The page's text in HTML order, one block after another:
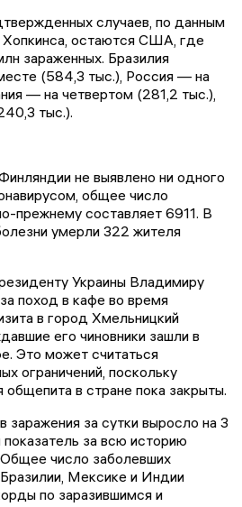
случаев, по данным
остаются США, где
зараженных. Бразилия
(584,3 тыс.), Россия — на
— на четвертом (281,2 тыс.),
тыс.).
не выявлено ни одного
общее число
прежнему составляет 6911. В
умерли 322 жителя
Украины Владимиру
поход в кафе во время
в город Хмельницкий
его чиновники зашли в
Это может считаться
ограничений, поскольку
в стране пока закрыты.
заражения за сутки выросло на 3
за всю историю
число заболевших
Мексике и Индии
по заразившимся и